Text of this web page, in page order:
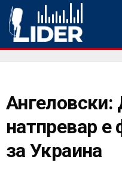
натпревар е
за Украина